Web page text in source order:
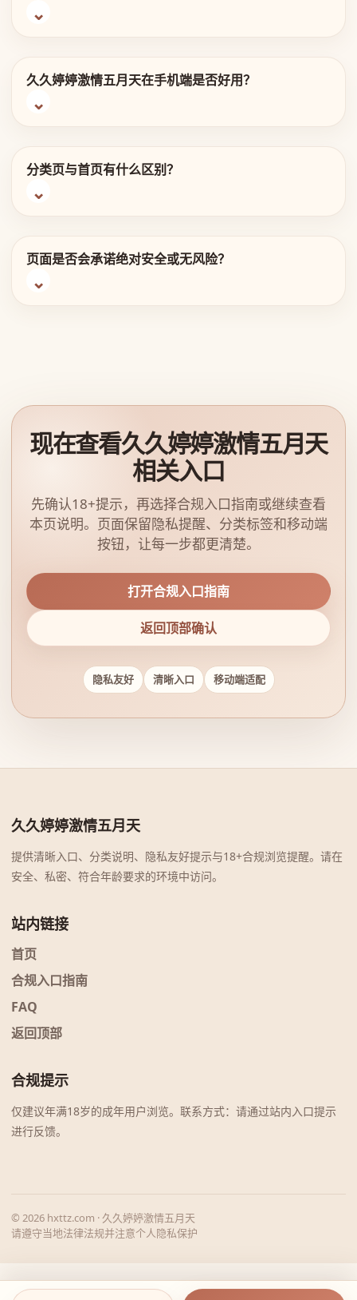
久久婷婷激情五月天在手机端是否好用？
分类页与首页有什么区别？
页面是否会承诺绝对安全或无风险？
现在查看久久婷婷激情五月天
相关入口
先确认18+提示，再选择合规入口指南或继续查看
本页说明。页面保留隐私提醒、分类标签和移动端
按钮，让每一步都更清楚。
打开合规入口指南
返回顶部确认
隐私友好 清晰入口 移动端适配
久久婷婷激情五月天
提供清晰入口、分类说明、隐私友好提示与18+合规浏览提醒。请在
安全、私密、符合年龄要求的环境中访问。
站内链接
首页
合规入口指南
FAQ
返回顶部
合规提示
仅建议年满18岁的成年用户浏览。联系方式：请通过站内入口提示
进行反馈。
© 2026 hxttz.com · 久久婷婷激情五月天
请遵守当地法律法规并注意个人隐私保护